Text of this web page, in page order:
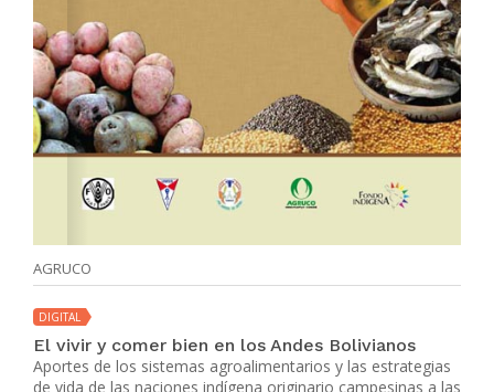
AGRUCO
DIGITAL
El vivir y comer bien en los Andes Bolivianos
Aportes de los sistemas agroalimentarios y las estrategias
de vida de las naciones indígena originario campesinas a las